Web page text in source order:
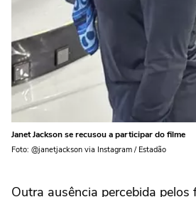
Janet Jackson se recusou a participar do filme
Foto: @janetjackson via Instagram / Estadão
Outra ausência percebida pelos